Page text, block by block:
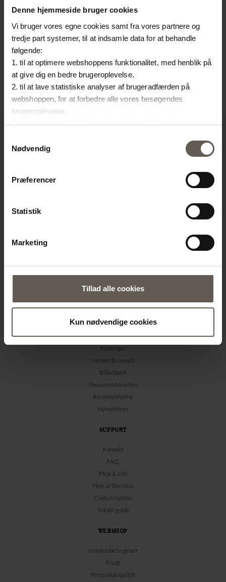
Denne hjemmeside bruger cookies
Vi bruger vores egne cookies samt fra vores partnere og
tredje part systemer, til at indsamle data for at behandle
følgende:
1. til at optimere webshoppens funktionalitet, med henblik på
at give dig en bedre brugeroplevelse.
2. til at lave statistiske analyser af brugeradfærden på
webshoppen, for at forbedre alle vores besøgendes
brugeroplevelse.
3. til at vise dig målrettet markedsføring på Facebook,
Hvis du vil vide mere om hvordan cookies bliver delt og
brugt er du velkommen til at trykke på "Detaljer". Du kan til
enhver tid ændre eller trække dit samtykke tilbage ved at
trykke på ikonet i bunden af venstre hjørne.
Nødvendig
Præferencer
Statistik
Marketing
Tillad alle cookies
Kun nødvendige cookies
INNER75
MONTERINGSPUDE | 50
X 75 CM
200,00kr.
INNER40X60
X 60 CM
150,00
Handelsbetingelser
Kataloger
Messer & events
Billedbank
Pressemeddelelser
#yestinekhome
Nyhedsbrev
SUPPORT
Kontakt
FAQ
Pleje & info
Pleje af Bambus
Customisation
Tekstil guide
WEBSHOP
Handelsbetingelser
Fragt
Persondatapolitik